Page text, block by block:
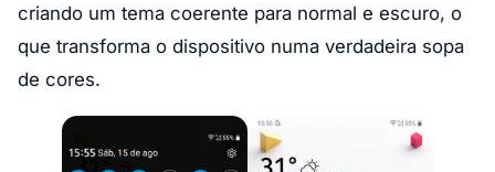
criando um tema coerente para normal e escuro, o
que transforma o dispositivo numa verdadeira sopa
de cores.